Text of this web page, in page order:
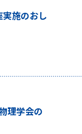
施のおし
理学会の